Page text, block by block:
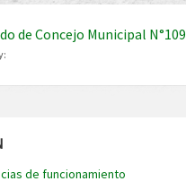
de Concejo Municipal
de funcionamiento